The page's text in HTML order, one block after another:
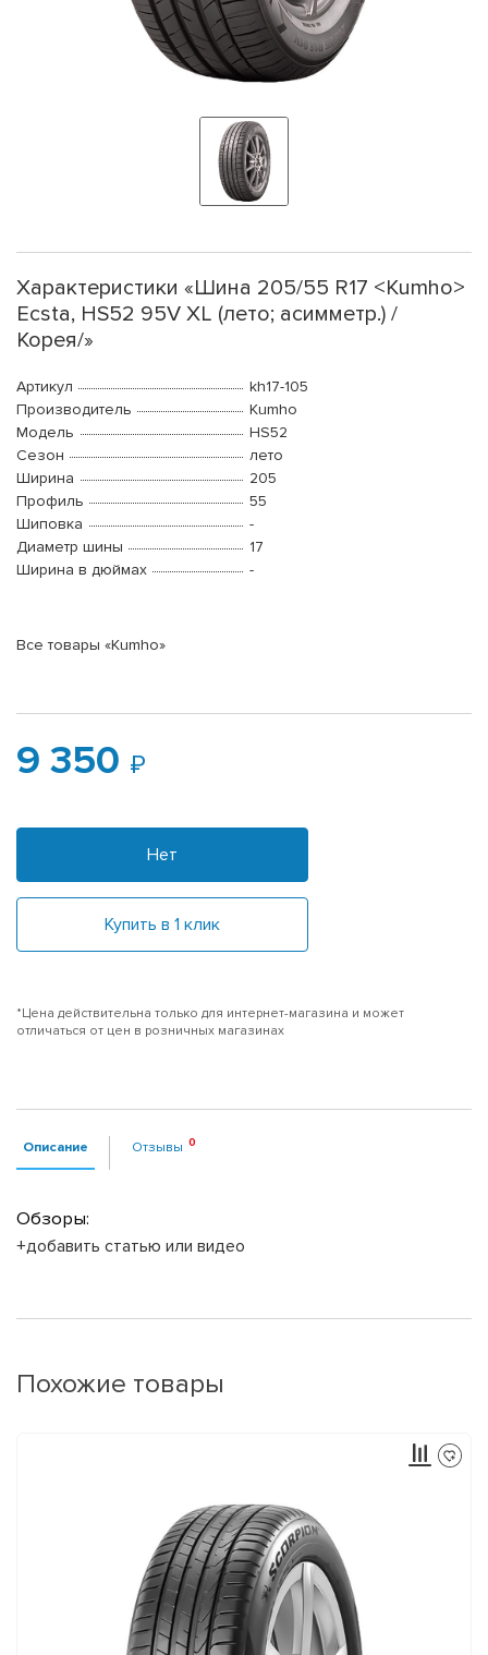
Характеристики «Шина 205/55 R17 <Kumho>
Ecsta, HS52 95V XL (лето; асимметр.) /
Корея/»
Артикул
kh17-105
Производитель
Kumho
Модель
HS52
Сезон
лето
Ширина
205
Профиль
55
Шиповка
-
Диаметр шины
17
Ширина в дюймах
-
Все товары «Kumho»
9 350
Нет
Купить в 1 клик
*Цена действительна только для интернет-магазина и может
отличаться от цен в розничных магазинах
Описание Отзывы
Обзоры:
+добавить статью или видео
Похожие товары